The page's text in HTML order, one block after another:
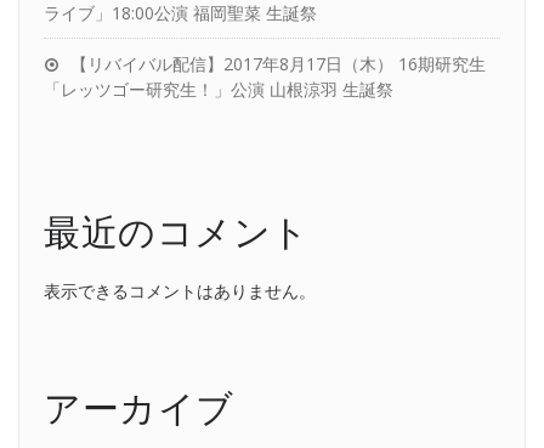
ライブ」18:00公演 福岡聖菜 生誕祭
【リバイバル配信】2017年8月17日（木） 16期研究生
「レッツゴー研究生！」公演 山根涼羽 生誕祭
最近のコメント
表示できるコメントはありません。
アーカイブ